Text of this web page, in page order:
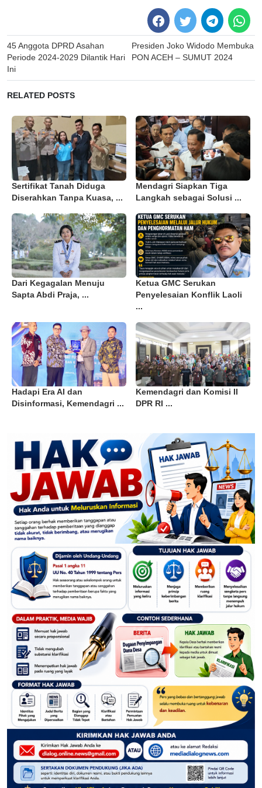
Post
navigation
45 Anggota DPRD Asahan
Periode 2024-2029 Dilantik Hari
Ini
Presiden Joko Widodo Membuka
PON ACEH – SUMUT 2024
RELATED POSTS
Sertifikat Tanah Diduga
Diserahkan Tanpa Kuasa, ...
Mendagri Siapkan Tiga
Langkah sebagai Solusi ...
Dari Kegagalan Menuju
Sapta Abdi Praja, ...
Ketua GMC Serukan
Penyelesaian Konflik Laoli
...
Hadapi Era AI dan
Disinformasi, Kemendagri ...
Kemendagri dan Komisi II
DPR RI ...